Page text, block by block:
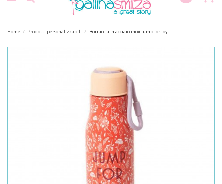
Home Prodotti personalizzabili Borraccia in acciaio inox Jump for Joy